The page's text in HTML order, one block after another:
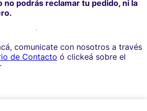
no podrás reclamar tu pedido, ni la
comunicate con nosotros a través
de Contacto ó clickeá sobre el